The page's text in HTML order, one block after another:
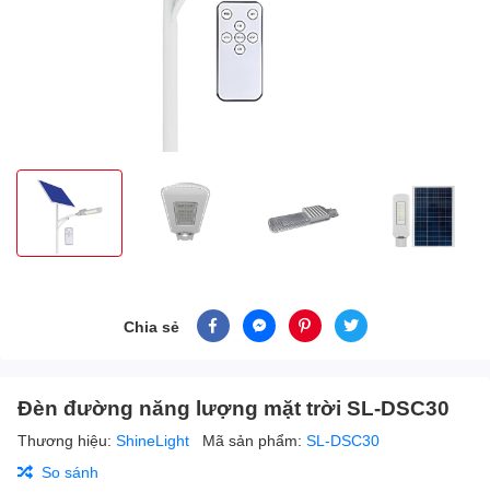
Chia sẻ
Đèn đường năng lượng mặt trời SL-DSC30
Thương hiệu: ShineLight Mã sản phẩm: SL-DSC30
So sánh